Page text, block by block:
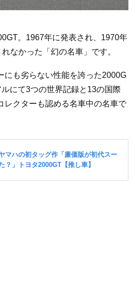
。1967年に発表され、1970年
なかった「幻の名車」です。
にも劣らない性能を誇った2000G
にて3つの世界記録と13の国際
レクターも認める名車中の名車で